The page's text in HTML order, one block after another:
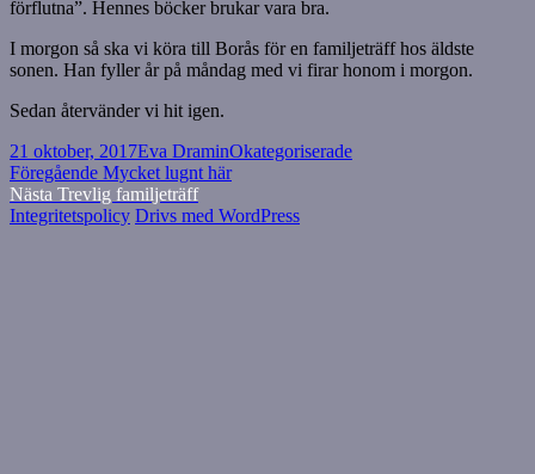
förflutna”. Hennes böcker brukar vara bra.
I morgon så ska vi köra till Borås för en familjeträff hos äldste
sonen. Han fyller år på måndag med vi firar honom i morgon.
Sedan återvänder vi hit igen.
Postat
21 oktober, 2017Författare
Eva DraminKategorier
Okategoriserade
Inläggsnavigering
Föregående Föregående
inlägg:
Mycket lugnt här
Nästa Nästa
inlägg:
Trevlig familjeträff
Integritetspolicy Drivs med WordPress